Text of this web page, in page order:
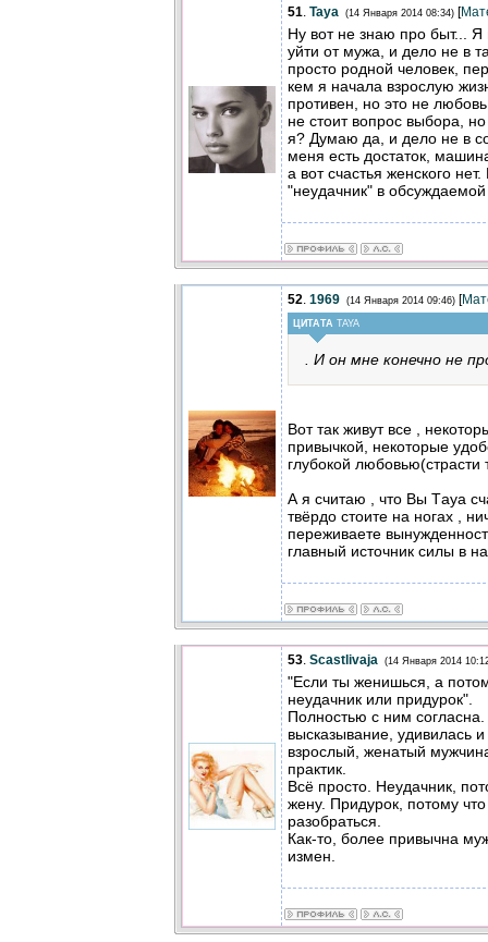
51. Taya (14 Января 2014 08:34) [
Ну вот не знаю про быт...
уйти от мужа, и дело не в
просто родной человек,
кем я начала взрослую
противен, но это не
не стоит вопрос выбора,
я? Думаю да, и дело не в
меня есть достаток,
а вот счастья женского
"неудачник" в
52. 1969 (14 Января 2014 09:46) [
ЦИТАТА TAYA
. И он мне конечно не
Вот так живут все ,
привычкой, некоторые
глубокой любовью(страсти
А я считаю , что Вы Тaya
твёрдо стоите на ногах ,
переживаете
главный источник силы в
53. Scastlivaja (14 Января 2014
"Если ты женишься, а
неудачник или придурок".
Полностью с ним
высказывание, удивилась
взрослый, женатый
практик.
Всё просто. Неудачник,
жену. Придурок, потому
разобраться.
Как-то, более привычна
измен.